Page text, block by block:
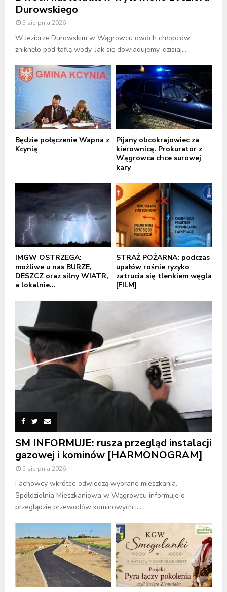
Durowskiego
5 sierpnia 2026
W Jeziorze Durowskim w Wągrowcu dwóch chłopców
zniknęło pod taflą wody. Jak się dowiadujemy, dzisiaj,...
Będzie połączenie Wapna z
Kcynią
Pijany obcokrajowiec za
kierownicą. Prokurator z
Wągrowca chce surowej
kary
IMGW OSTRZEGA:
możliwe u nas BURZE,
DESZCZ oraz silny WIATR,
a lokalnie...
STRAŻ POŻARNA: podczas
upałów rośnie ryzyko
zatrucia się tlenkiem węgla
[FILM]
SM INFORMUJE: rusza przegląd instalacji
gazowej i kominów [HARMONOGRAM]
5 sierpnia 2026
Fachowcy wkrótce odwiedzą wybrane mieszkania.
Spółdzielnia Mieszkaniowa w Wągrowcu informuje o
przeglądzie przewodów kominowych i...